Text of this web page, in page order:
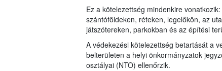
Ez a kötelezettség mindenkire
szántóföldeken, réteken, legelőkön, az
játszótereken, parkokban és az építési
A védekezési kötelezettség betartását a
belterületen a helyi önkormányzatok
osztályai (NTO) ellenőrzik.